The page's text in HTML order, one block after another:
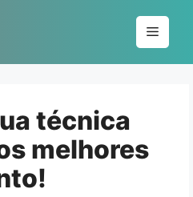
Menu
técnica
melhores